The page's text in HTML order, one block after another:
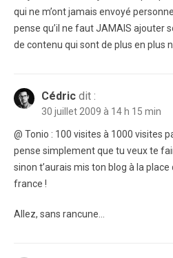
qui ne m’ont jamais envoyé
pense qu’il ne faut JAMAIS ajouter
de contenu qui sont de plus en plus
Cédric dit :
30 juillet 2009 à 14 h 15 min
@ Tonio : 100 visites à 1000 visites
pense simplement que tu veux te
sinon t’aurais mis ton blog à la
france !
Allez, sans rancune…